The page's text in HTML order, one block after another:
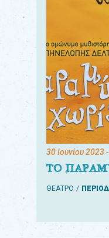
30 Ιουνίου 2023
ΤΟ
ΘΕΑΤΡΟ